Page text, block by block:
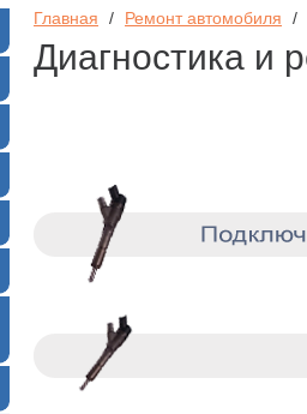
Главная / Ремонт автомобиля /
Диагностика и